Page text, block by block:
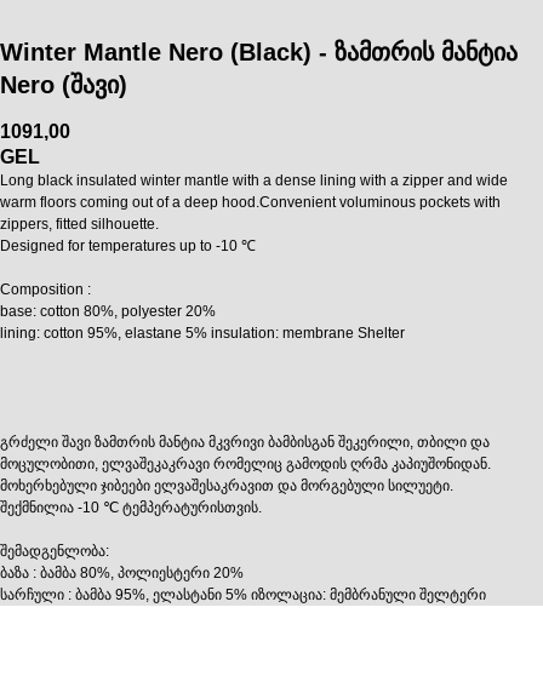
Winter Mantle Nero (Black) - ზამთრის მანტია
Nero (შავი)
1091,00
GEL
Long black insulated winter mantle with a dense lining with a zipper and wide
warm floors coming out of a deep hood.Convenient voluminous pockets with
zippers, fitted silhouette.
Designed for temperatures up to -10 ℃
Composition :
base: cotton 80%, polyester 20%
lining: cotton 95%, elastane 5% insulation: membrane Shelter
გრძელი შავი ზამთრის მანტია მკვრივი ბამბისგან შეკერილი, თბილი და
მოცულობითი, ელვაშეკაკრავი რომელიც გამოდის ღრმა კაპიუშონიდან.
მოხერხებული ჯიბეები ელვაშესაკრავით და მორგებული სილუეტი.
შექმნილია -10 ℃ ტემპერატურისთვის.
შემადგენლობა:
ბაზა : ბამბა 80%, პოლიესტერი 20%
სარჩული : ბამბა 95%, ელასტანი 5% იზოლაცია: მემბრანული შელტერი